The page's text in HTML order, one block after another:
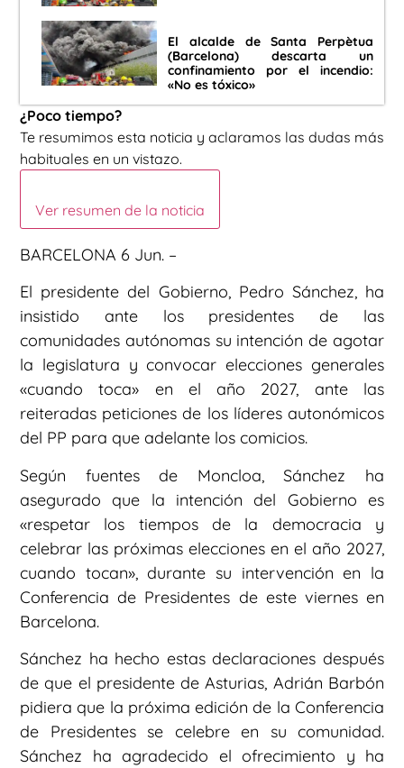
El alcalde de Santa Perpètua
(Barcelona) descarta un
confinamiento por el incendio:
«No es tóxico»
¿Poco tiempo?
Te resumimos esta noticia y aclaramos las dudas más
habituales en un vistazo.
Ver resumen de la noticia
BARCELONA 6 Jun. –
El presidente del Gobierno, Pedro Sánchez, ha
insistido ante los presidentes de las
comunidades autónomas su intención de agotar
la legislatura y convocar elecciones generales
«cuando toca» en el año 2027, ante las
reiteradas peticiones de los líderes autonómicos
del PP para que adelante los comicios.
Según fuentes de Moncloa, Sánchez ha
asegurado que la intención del Gobierno es
«respetar los tiempos de la democracia y
celebrar las próximas elecciones en el año 2027,
cuando tocan», durante su intervención en la
Conferencia de Presidentes de este viernes en
Barcelona.
Sánchez ha hecho estas declaraciones después
de que el presidente de Asturias, Adrián Barbón
pidiera que la próxima edición de la Conferencia
de Presidentes se celebre en su comunidad.
Sánchez ha agradecido el ofrecimiento y ha